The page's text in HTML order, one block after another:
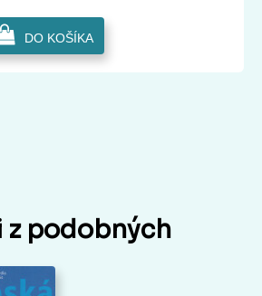
DO KOŠÍKA
z podobných